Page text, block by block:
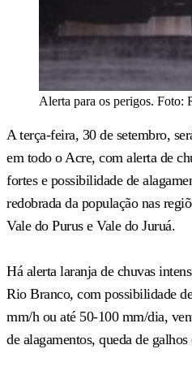
Alerta para os perigos. Foto:
A terça-feira, 30 de setembro,
em todo o Acre, com alerta de
fortes e possibilidade de
redobrada da população nas
Vale do Purus e Vale do Juruá.
Há alerta laranja de chuvas
Rio Branco, com possibilidade
mm/h ou até 50-100 mm/dia,
de alagamentos, queda de